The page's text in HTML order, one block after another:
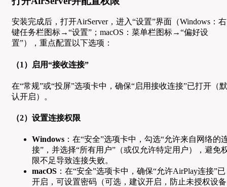
安装完成后，打开AirServer，进入“设置”界面（Windows：右
键任务栏图标→“设置”；macOS：菜单栏图标→“偏好设
置”），重点配置以下选项：
（1）启用“接收连接”
在“常规”或“投屏”选项卡中，确保“启用接收连接”已打开（默
认开启）。
（2）设置连接权限
Windows ：在“安全”选项卡中，勾选“允许来自网络的
接”，并选择“所有用户”（或仅允许特定用户），避免
限不足导致连接失败。
macOS ：在“安全”选项卡中，确保“允许AirPlay连接”已
开启，可设置密码（可选，建议开启，防止未授权设备